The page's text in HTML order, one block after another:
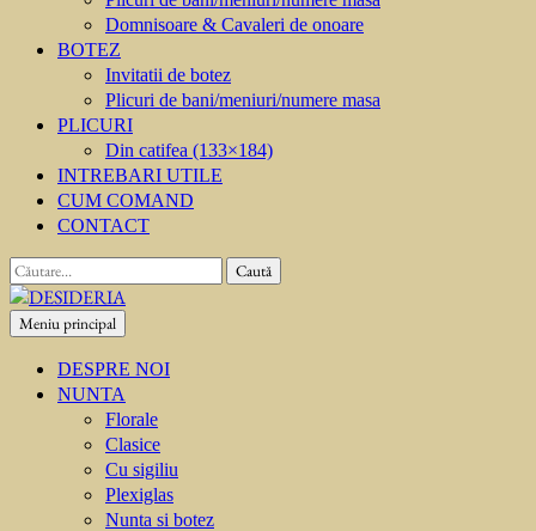
Domnisoare & Cavaleri de onoare
BOTEZ
Invitatii de botez
Plicuri de bani/meniuri/numere masa
PLICURI
Din catifea (133×184)
INTREBARI UTILE
CUM COMAND
CONTACT
Caută
după:
DESIDERIA
Creator de invitati
Meniu principal
DESPRE NOI
NUNTA
Florale
Clasice
Cu sigiliu
Plexiglas
Nunta si botez